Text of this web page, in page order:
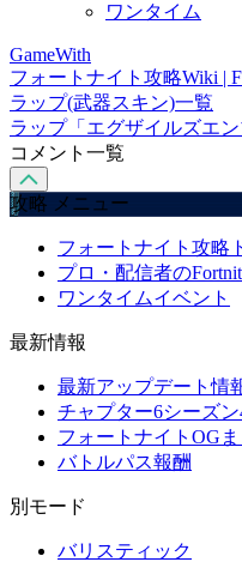
ワンタイム
GameWith
フォートナイト攻略Wiki |
ラップ(武器スキン)一覧
ラップ「エグザイルズエ
コメント一覧
攻略 メニュー
フォートナイト攻略
プロ・配信者の
ワンタイムイベント
最新情報
最新アップデート情
チャプター6シーズン
フォートナイトOG
バトルパス報酬
別モード
バリスティック